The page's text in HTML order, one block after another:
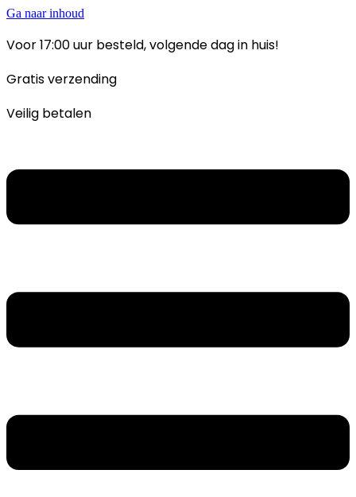
Ga naar inhoud
Voor 17:00 uur besteld, volgende dag in huis!
Gratis verzending
Veilig betalen